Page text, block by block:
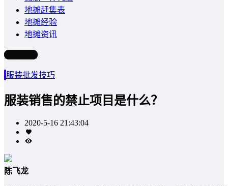
地摊赶集表
地摊经验
地摊资讯
写文章
服装批发技巧
服装销售的禁止项目是什么？
2020-5-16 21:43:04
陈飞龙